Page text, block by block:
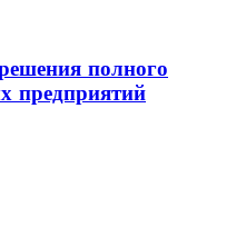
полного
предприятий